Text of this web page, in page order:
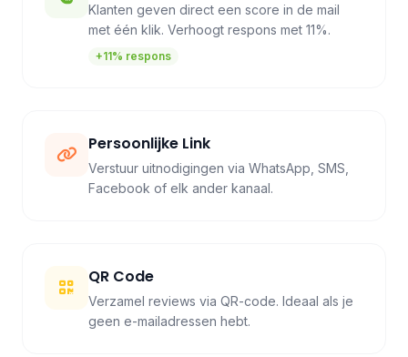
Klanten geven direct een score in de mail
met één klik. Verhoogt respons met 11%.
+11% respons
Persoonlijke Link
Verstuur uitnodigingen via WhatsApp, SMS,
Facebook of elk ander kanaal.
QR Code
Verzamel reviews via QR-code. Ideaal als je
geen e-mailadressen hebt.